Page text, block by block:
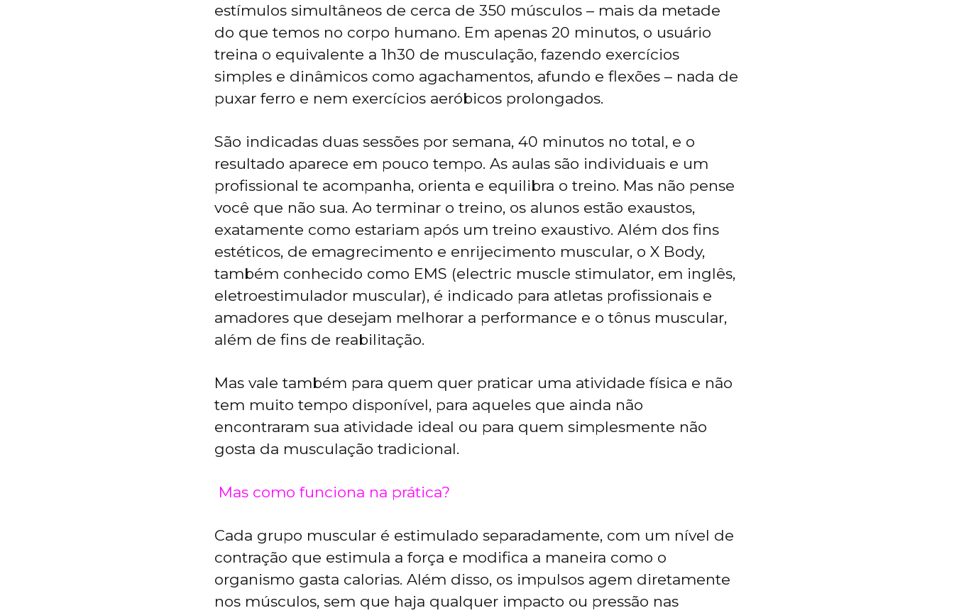
estímulos simultâneos de cerca de 350 músculos – mais da metade
do que temos no corpo humano. Em apenas 20 minutos, o usuário
treina o equivalente a 1h30 de musculação, fazendo exercícios
simples e dinâmicos como agachamentos, afundo e flexões – nada de
puxar ferro e nem exercícios aeróbicos prolongados.
São indicadas duas sessões por semana, 40 minutos no total, e o
resultado aparece em pouco tempo. As aulas são individuais e um
profissional te acompanha, orienta e equilibra o treino. Mas não pense
você que não sua. Ao terminar o treino, os alunos estão exaustos,
exatamente como estariam após um treino exaustivo. Além dos fins
estéticos, de emagrecimento e enrijecimento muscular, o X Body,
também conhecido como EMS (electric muscle stimulator, em inglês,
eletroestimulador muscular), é indicado para atletas profissionais e
amadores que desejam melhorar a performance e o tônus muscular,
além de fins de reabilitação.
Mas vale também para quem quer praticar uma atividade física e não
tem muito tempo disponível, para aqueles que ainda não
encontraram sua atividade ideal ou para quem simplesmente não
gosta da musculação tradicional.
Mas como funciona na prática?
Cada grupo muscular é estimulado separadamente, com um nível de
contração que estimula a força e modifica a maneira como o
organismo gasta calorias. Além disso, os impulsos agem diretamente
nos músculos, sem que haja qualquer impacto ou pressão nas